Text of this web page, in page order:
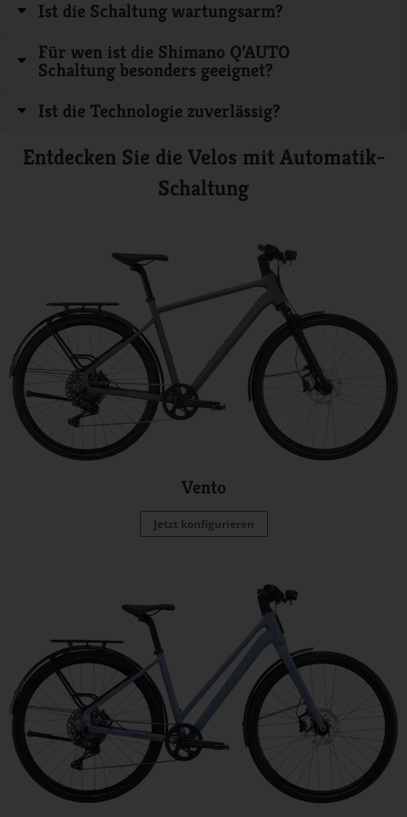
Ist die Schaltung wartungsarm?
Für wen ist die Shimano Q’AUTO
Schaltung besonders geeignet?
Ist die Technologie zuverlässig?
Entdecken Sie die Velos mit Automatik-
Schaltung
Vento
Jetzt konfigurieren